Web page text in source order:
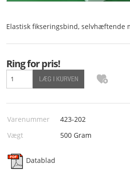
Elastisk fikseringsbind, selvhæftende
Ring for pris!
Varenummer
423-202
Vægt
500 Gram
Datablad